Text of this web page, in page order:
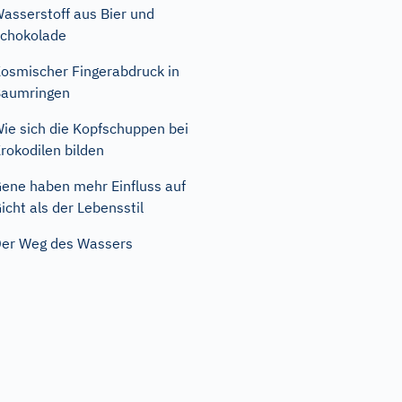
aus Bier und
Fingerabdruck in
sich die Kopfschuppen bei
bilden
haben mehr Einfluss auf
als der Lebensstil
Weg des Wassers